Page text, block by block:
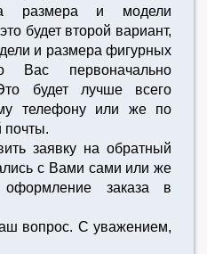
размера и модели
будет второй вариант,
и размера фигурных
Вас первоначально
Это будет лучше всего
телефону или же по
почты.
заявку на обратный
с Вами сами или же
заказа в
вопрос. С уважением,